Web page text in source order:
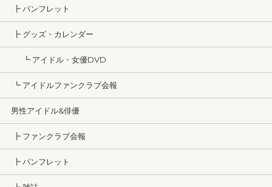
┣ パンフレット
┣ グッズ・カレンダー
┗ アイドル・女優DVD
┗ アイドルファンクラブ会報
男性アイドル&俳優
┣ ファンクラブ会報
┣ パンフレット